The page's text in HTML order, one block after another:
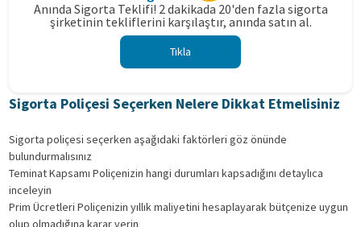
Anında Sigorta Teklifi! 2 dakikada 20'den fazla sigorta
şirketinin tekliflerini karşılaştır, anında satın al.
Tıkla
Sigorta Poliçesi Seçerken Nelere Dikkat Etmelisiniz
Sigorta poliçesi seçerken aşağıdaki faktörleri göz önünde
bulundurmalısınız
Teminat Kapsamı Poliçenizin hangi durumları kapsadığını detaylıca
inceleyin
Prim Ücretleri Poliçenizin yıllık maliyetini hesaplayarak bütçenize uygun